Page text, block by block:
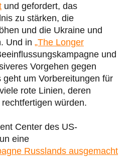
und gefordert, das
zu stärken, die
und die Ukraine und
Und in „The Longer
und
Vorgehen gegen
um Vorbereitungen für
rote Linien, deren
würden.
Center des US-
eine
Russlands ausgemacht